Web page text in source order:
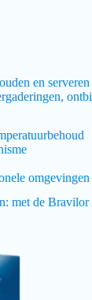
en
omgevingen
de